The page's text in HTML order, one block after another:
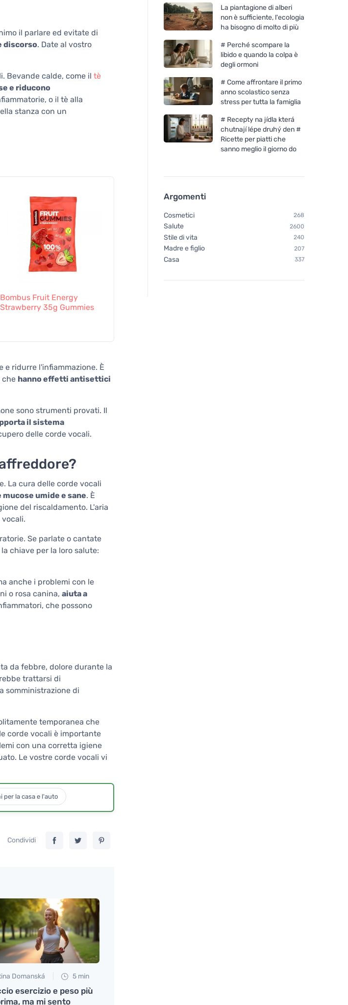
il parlare ed evitate di
discorso. Date al vostro
Bevande calde, come il tè
e riducono
o il tè alla
stanza con un
Bombus Fruit Energy
Strawberry 35g Gummies
Henné Color Crema fine di
e ridurre l'infiammazione. È
che hanno effetti antisettici
sono strumenti provati. Il
il sistema
delle corde vocali.
La cura delle corde vocali
umide e sane. È
del riscaldamento. L'aria
Se parlate o cantate
chiave per la loro salute:
anche i problemi con le
o rosa canina, aiuta a
che possono
da febbre, dolore durante la
trattarsi di
somministrazione di
temporanea che
corde vocali è importante
con una corretta igiene
Le vostre corde vocali vi
per la casa e l'auto
Condividi
Domanská 5 min
esercizio e peso più
ma mi sento
La piantagione di alberi
non è sufficiente, l'ecologia
ha bisogno di molto di più
# Perché scompare la
libido e quando la colpa è
degli ormoni
# Come affrontare il primo
anno scolastico senza
stress per tutta la famiglia
# Recepty na jídla která
chutnají lépe druhý den #
Ricette per piatti che
sanno meglio il giorno do
Argomenti
Cosmetici 268
Salute 2600
Stile di vita 240
Madre e figlio 207
Casa 337